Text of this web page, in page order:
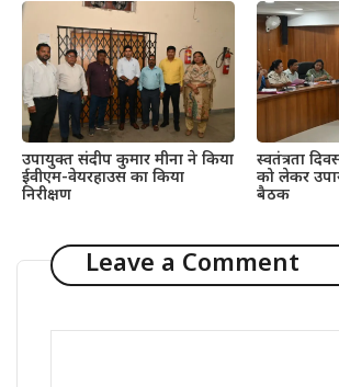
उपायुक्त संदीप कुमार मीना ने किया
ईवीएम-वेयरहाउस का किया
निरीक्षण
स्वतंत्रता
को लेकर
बैठक
Leave a Comment